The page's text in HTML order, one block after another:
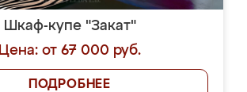
Шкаф-купе "Закат"
Цена: от 67 000 руб.
ПОДРОБНЕЕ